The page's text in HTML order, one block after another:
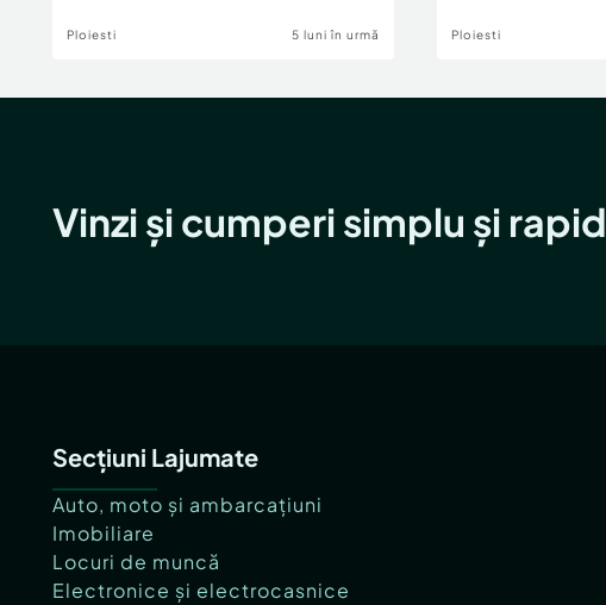
Ploiesti 5 luni în urmă Ploiesti
Vinzi și cumperi simplu și rapid
Secțiuni Lajumate
Auto, moto și ambarcațiuni
Imobiliare
Locuri de muncă
Electronice și electrocasnice